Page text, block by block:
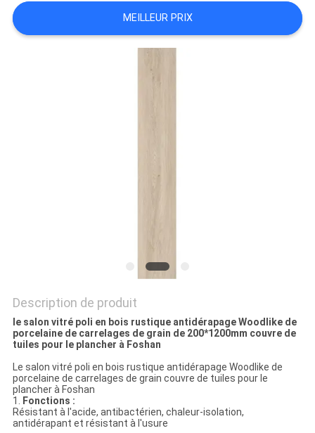
CONTACTER
CONFIDENTIALITÉ
MEILLEUR PRIX
Description de produit
le salon vitré poli en bois rustique antidérapage Woodlike de
porcelaine de carrelages de grain de 200*1200mm couvre de
tuiles pour le plancher à Foshan
Le salon vitré poli en bois rustique antidérapage Woodlike de
porcelaine de carrelages de grain couvre de tuiles pour le
plancher à Foshan
1. Fonctions :
Résistant à l'acide, antibactérien, chaleur-isolation,
antidérapant et résistant à l'usure